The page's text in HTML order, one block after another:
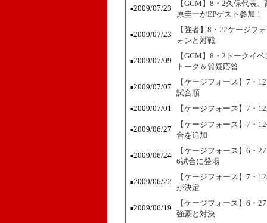
■2009/07/23
【GCM】8・2久保代表
原圭一がEPゲスト参加！
■2009/07/23
【強者】8・22ケージフ
ォンと対戦
■2009/07/09
【GCM】8・2トークイ
トーク＆質疑応答
■2009/07/07
【ケージフォース】7・
試合順
■2009/07/01 【ケージフォース】7・
■2009/06/27
【ケージフォース】7・
合を追加
■2009/06/24
【ケージフォース】6・
6試合に登場
■2009/06/22
【ケージフォース】7・
が決定
■2009/06/19
【ケージフォース】6・
強豪と対決